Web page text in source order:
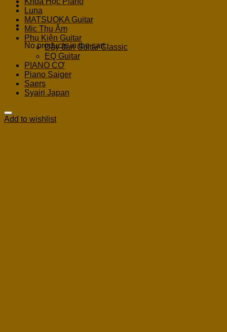
Cart
No products in the cart.
Luna
MATSUOKA Guitar
Mic Thu Âm
Phụ Kiện Guitar
Dây đàn Guitar Classic
EQ Guitar
PIANO CƠ
Piano Saiger
Saers
Syairi Japan
Add to wishlist